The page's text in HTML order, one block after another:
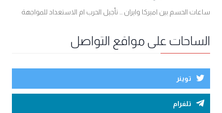
ساعات الحسم بين اميركا وايران ... تأجيل الحرب ام الاستعداد للمواجهة
الساحات على مواقع التواصل
توينر
تلغرام